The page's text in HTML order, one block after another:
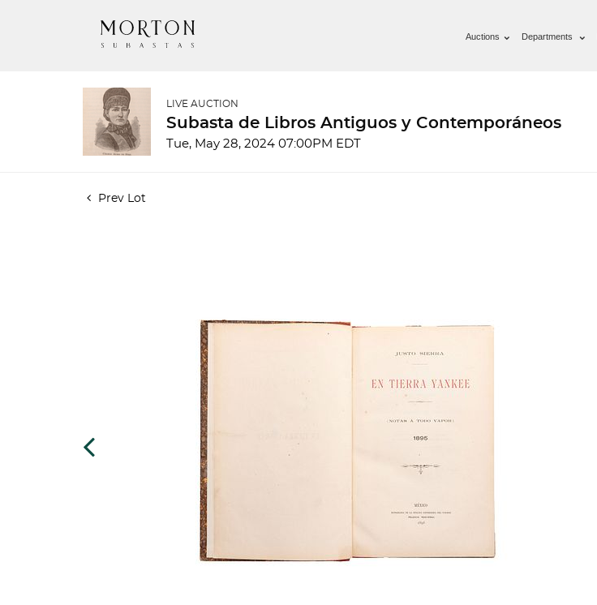
Auctions Departments
LIVE AUCTION
Subasta de Libros Antiguos y Contemporáneos
Tue, May 28, 2024 07:00PM EDT
Prev Lot